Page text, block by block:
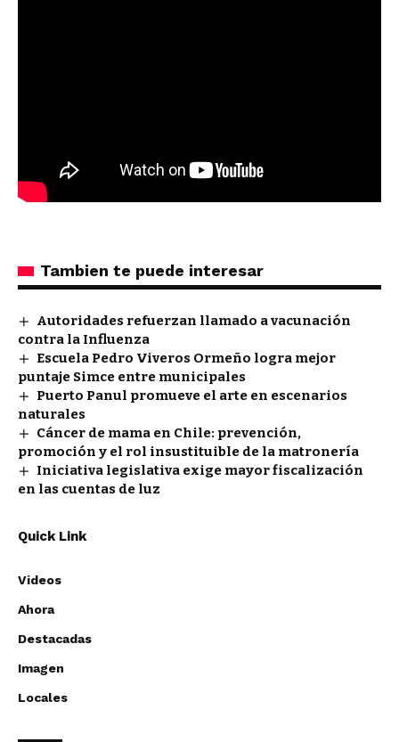
Tambien te puede interesar
Autoridades refuerzan llamado a vacunación
contra la Influenza
Escuela Pedro Viveros Ormeño logra mejor
puntaje Simce entre municipales
Puerto Panul promueve el arte en escenarios
naturales
Cáncer de mama en Chile: prevención,
promoción y el rol insustituible de la matronería
Iniciativa legislativa exige mayor fiscalización
en las cuentas de luz
Quick Link
Videos
Ahora
Destacadas
Imagen
Locales